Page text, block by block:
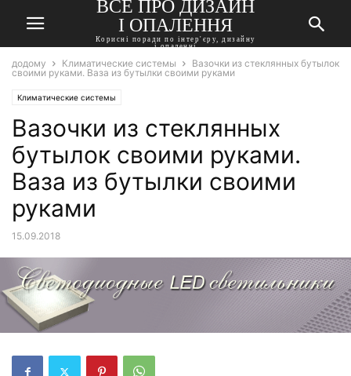
ВСЕ ПРО ДИЗАЙН
І ОПАЛЕННЯ
Корисні поради по інтер'єру, дизайну
і опаленні
додому Климатические системы
Вазочки из стеклянных бутылок
своими руками. Ваза из бутылки своими руками
Климатические системы
Вазочки из стеклянных
бутылок своими руками.
Ваза из бутылки своими
руками
15.09.2018